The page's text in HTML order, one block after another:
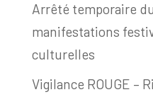
Arrêté temporaire
manifestations
culturelles
Vigilance ROUGE –